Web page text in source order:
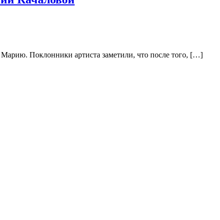
Поклонники артиста заметили, что после того, […]